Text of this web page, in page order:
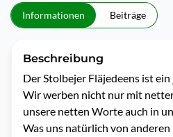
Informationen Beiträge
Beschreibung
Der Stolbejer Fläjedeens ist
Wir werben nicht nur mit
unsere netten Worte auch in
Was uns natürlich von